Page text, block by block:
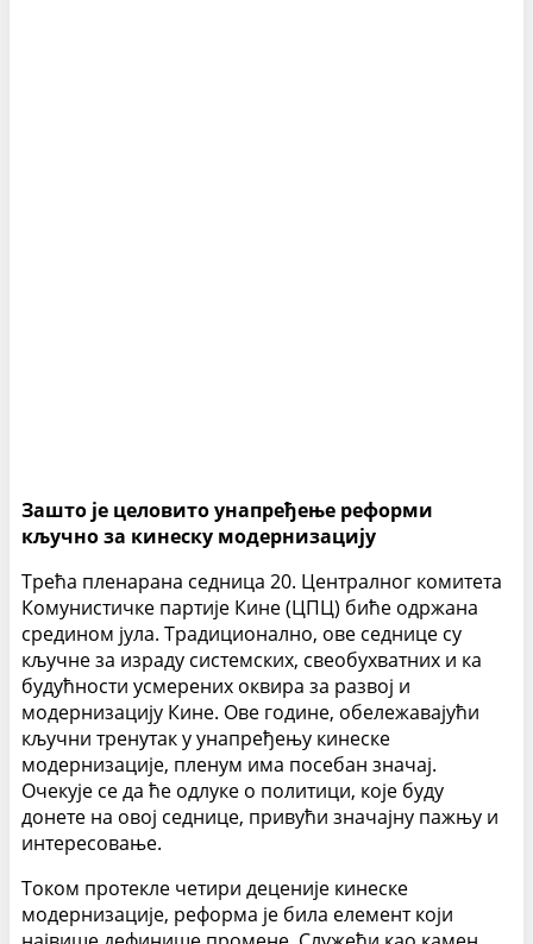
Зашто је целовито унапређење реформи
кључно за кинеску модернизацију
Трећа пленарана седница 20. Централног комитета
Комунистичке партије Кине (ЦПЦ) биће одржана
средином јула. Традиционално, ове седнице су
кључне за израду системских, свеобухватних и ка
будућности усмерених оквира за развој и
модернизацију Кине. Ове године, обележавајући
кључни тренутак у унапређењу кинеске
модернизације, пленум има посебан значај.
Очекује се да ће одлуке о политици, које буду
донете на овој седнице, привући значајну пажњу и
интересовање.
Током протекле четири деценије кинеске
модернизације, реформа је била елемент који